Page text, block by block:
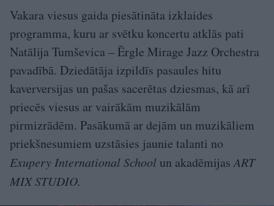
Vakara viesus gaida piesātināta izklaides
programma, kuru ar svētku koncertu atklās pati
Natālija Tumševica – Ērgle Mirage Jazz Orchestra
pavadībā. Dziedātāja izpildīs pasaules hitu
kaverversijas un pašas sacerētas dziesmas, kā arī
priecēs viesus ar vairākām muzikālām
pirmizrādēm. Pasākumā ar dejām un muzikāliem
priekšnesumiem uzstāsies jaunie talanti no
Exupery International School un akadēmijasART
MIX STUDIO.